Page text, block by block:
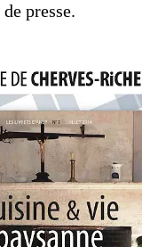
presse.